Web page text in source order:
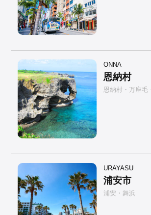
ONNA
恩納村
恩納村・万座毛
URAYASU
浦安市
浦安・舞浜